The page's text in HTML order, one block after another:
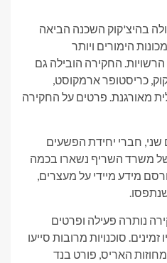
בהיצ'קוק השכנה הביאה
ל-33 מעצרים, לתפיסת 749 מכונות הימורים ויותר
לפי הרשויות. החקירה הובילה גם
כריסטופר ארמקוסט,
מאורגנת. פרטים על החקירה
שני, חברי יחידת הפשעים
של משרד השריף נשארו בכמה
מידע מיידי על מעצרים,
נותרה פעילה ופרטים
סוכנויות מרובות סייעו
האריס, פורט בנד